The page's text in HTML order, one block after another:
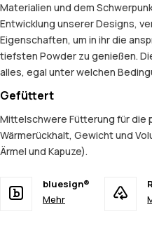
Materialien und dem
Entwicklung unserer Designs,
Eigenschaften, um in ihr die
tiefsten Powder zu genießen.
alles, egal unter welchen
Gefüttert
Mittelschwere Fütterung für die
Wärmerückhalt, Gewicht und
Ärmel und Kapuze).
bluesign®
Mehr